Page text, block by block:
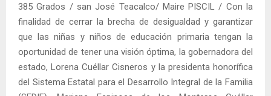
385 Grados / san José Teacalco/ Maire PISCIL / Con la
finalidad de cerrar la brecha de desigualdad y garantizar
que las niñas y niños de educación primaria tengan la
oportunidad de tener una visión óptima, la gobernadora del
estado, Lorena Cuéllar Cisneros y la presidenta honorífica
del Sistema Estatal para el Desarrollo Integral de la Familia